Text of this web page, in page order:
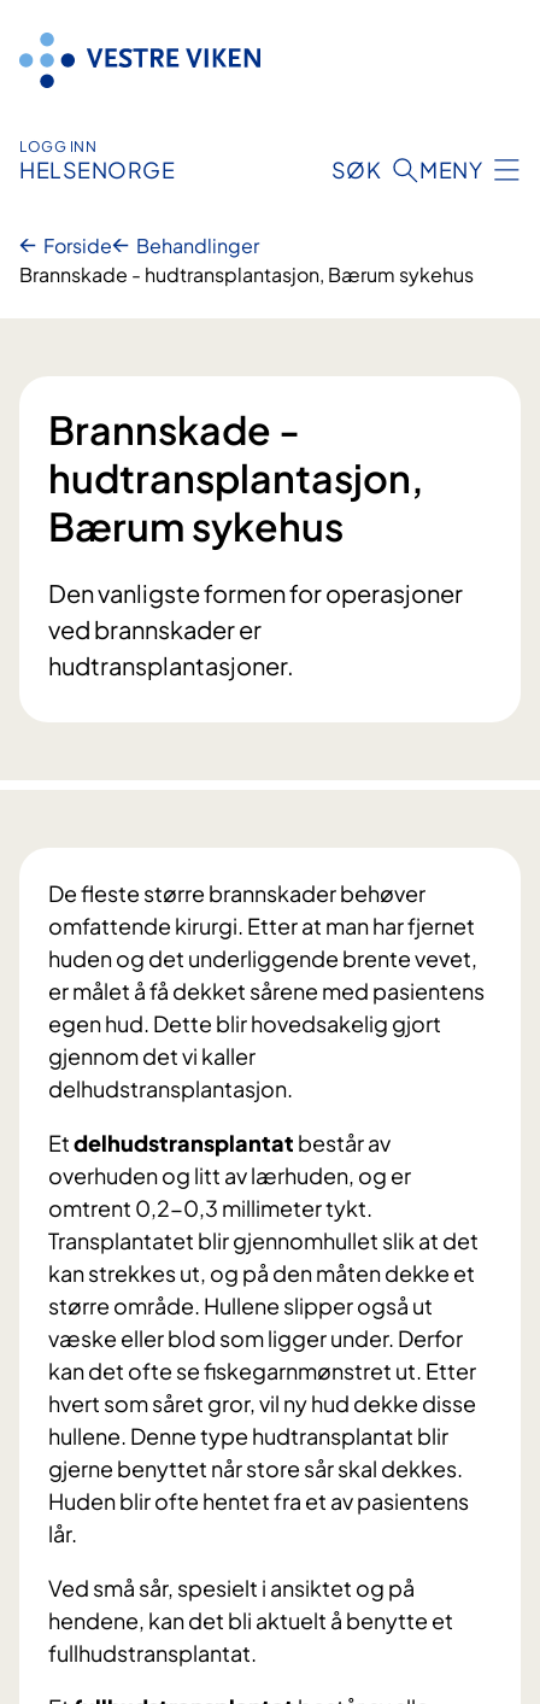
innhold
LOGG INN
HELSENORGE SØK MENY
Forside
Behandlinger
Brannskade - hudtransplantasjon, Bærum sykehus
Brannskade -
hudtransplantasjon,
Bærum sykehus
Den vanligste formen for operasjoner
ved brannskader er
hudtransplantasjoner.
De fleste større brannskader behøver
omfattende kirurgi. Etter at man har fjernet
huden og det underliggende brente vevet,
er målet å få dekket sårene med pasientens
egen hud. Dette blir hovedsakelig gjort
gjennom det vi kaller
delhudstransplantasjon.
Etdelhudstransplantat består av
overhuden og litt av lærhuden, og er
omtrent 0,2-0,3 millimeter tykt.
Transplantatet blir gjennomhullet slik at det
kan strekkes ut, og på den måten dekke et
større område. Hullene slipper også ut
væske eller blod som ligger under. Derfor
kan det ofte se fiskegarnmønstret ut. Etter
hvert som såret gror, vil ny hud dekke disse
hullene. Denne type hudtransplantat blir
gjerne benyttet når store sår skal dekkes.
Huden blir ofte hentet fra et av pasientens
lår.
Ved små sår, spesielt i ansiktet og på
hendene, kan det bli aktuelt å benytte et
fullhudstransplantat.